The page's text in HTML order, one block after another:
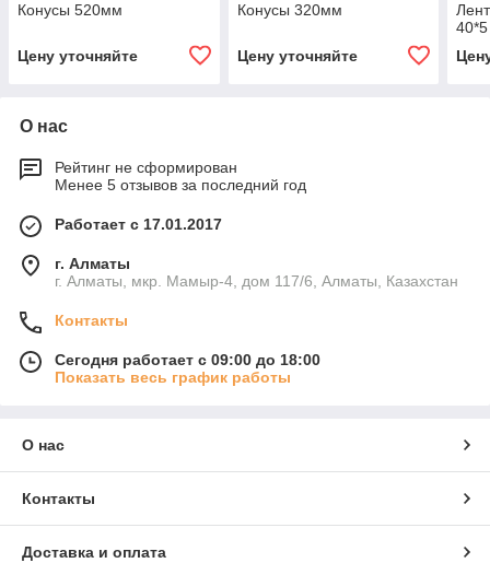
Конусы 520мм
Цену уточняйте
Конусы 320мм
Цену уточняйте
40*5
О нас
Рейтинг не сформирован
Менее 5 отзывов за последний год
Работает с 17.01.2017
г. Алматы
г. Алматы, мкр. Мамыр-4, дом 117/6, Алматы, Казахстан
Контакты
Сегодня работает с 09:00 до 18:00
Показать весь график работы
О нас
Контакты
Доставка и оплата